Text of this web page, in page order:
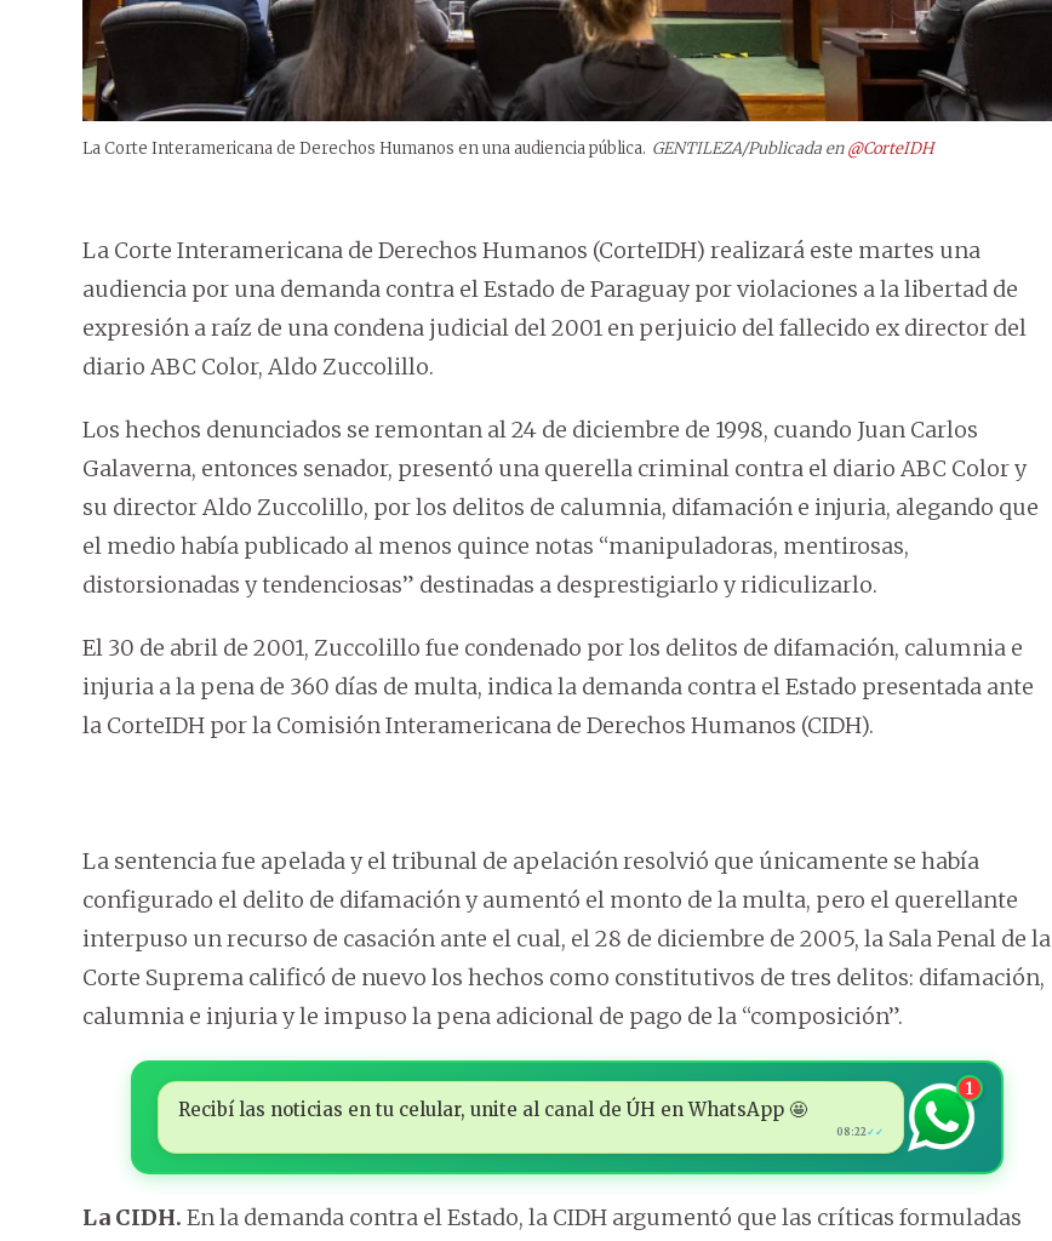
La Corte Interamericana de Derechos Humanos en una audiencia pública. GENTILEZA/Publicada en@CorteIDH
La Corte Interamericana de Derechos Humanos (CorteIDH) realizará este martes una
audiencia por una demanda contra el Estado de Paraguay por violaciones a la libertad de
expresión a raíz de una condena judicial del 2001 en perjuicio del fallecido ex director del
diario ABC Color, Aldo Zuccolillo.
Los hechos denunciados se remontan al 24 de diciembre de 1998, cuando Juan Carlos
Galaverna, entonces senador, presentó una querella criminal contra el diario ABC Color y
su director Aldo Zuccolillo, por los delitos de calumnia, difamación e injuria, alegando que
el medio había publicado al menos quince notas “manipuladoras, mentirosas,
distorsionadas y tendenciosas” destinadas a desprestigiarlo y ridiculizarlo.
El 30 de abril de 2001, Zuccolillo fue condenado por los delitos de difamación, calumnia e
injuria a la pena de 360 días de multa, indica la demanda contra el Estado presentada ante
la CorteIDH por la Comisión Interamericana de Derechos Humanos (CIDH).
La sentencia fue apelada y el tribunal de apelación resolvió que únicamente se había
configurado el delito de difamación y aumentó el monto de la multa, pero el querellante
interpuso un recurso de casación ante el cual, el 28 de diciembre de 2005, la Sala Penal de la
Corte Suprema calificó de nuevo los hechos como constitutivos de tres delitos: difamación,
calumnia e injuria y le impuso la pena adicional de pago de la “composición”.
Recibí las noticias en tu celular, unite al canal de ÚH en WhatsApp 🤩
08:22✓✓
1
La CIDH. En la demanda contra el Estado, la CIDH argumentó que las críticas formuladas